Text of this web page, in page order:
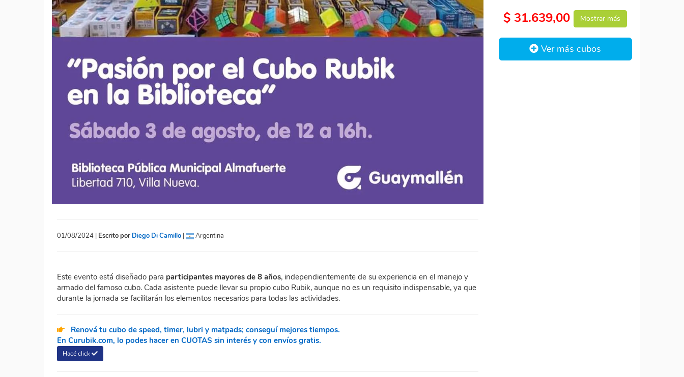
01/08/2024 | Escrito por Diego Di Camillo | Argentina
Este evento está diseñado para participantes mayores de 8 años, independientemente de su experiencia en el manejo y
armado del famoso cubo. Cada asistente puede llevar su propio cubo Rubik, aunque no es un requisito indispensable, ya que
durante la jornada se facilitarán los elementos necesarios para todas las actividades.
Renová tu cubo de speed, timer, lubri y matpads; conseguí mejores tiempos.
En Curubik.com, lo podes hacer en CUOTAS sin interés y con envíos gratis.
Hacé click
$ 31.639,00 Mostrar más
Ver más cubos